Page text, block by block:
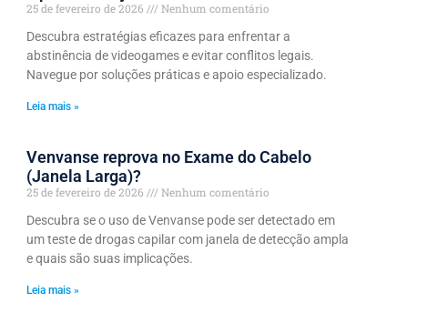
25 de fevereiro de 2026
Nenhum comentário
Descubra estratégias eficazes para enfrentar a
abstinência de videogames e evitar conflitos legais.
Navegue por soluções práticas e apoio especializado.
Leia mais »
Venvanse reprova no Exame do Cabelo
(Janela Larga)?
25 de fevereiro de 2026
Nenhum comentário
Descubra se o uso de Venvanse pode ser detectado em
um teste de drogas capilar com janela de detecção ampla
e quais são suas implicações.
Leia mais »